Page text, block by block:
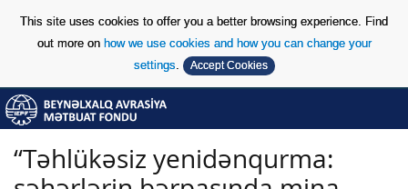
This site uses cookies to offer you a better browsing experience. Find
out more on how we use cookies and how you can change your
settings. Accept Cookies
Skip to Content
Skip to Content
“Təhlükəsiz yenidənqurma: